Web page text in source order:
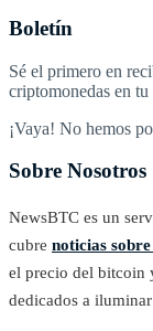
Boletín
Sé el primero en
criptomonedas en tu
¡Vaya! No hemos
Sobre Nosotros
NewsBTC es un
cubre noticias
el precio del bitcoin
dedicados a